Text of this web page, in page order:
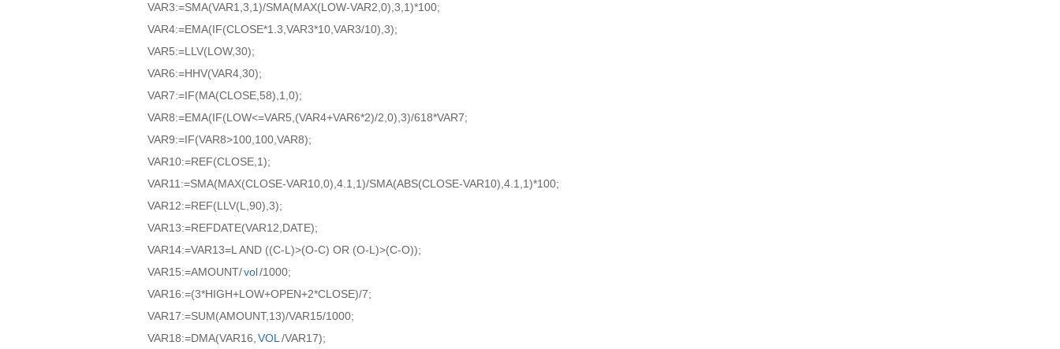
VAR3:=SMA(VAR1,3,1)/SMA(MAX(LOW-VAR2,0),3,1)*100;
VAR4:=EMA(IF(CLOSE*1.3,VAR3*10,VAR3/10),3);
VAR5:=LLV(LOW,30);
VAR6:=HHV(VAR4,30);
VAR7:=IF(MA(CLOSE,58),1,0);
VAR8:=EMA(IF(LOW<=VAR5,(VAR4+VAR6*2)/2,0),3)/618*VAR7;
VAR9:=IF(VAR8>100,100,VAR8);
VAR10:=REF(CLOSE,1);
VAR11:=SMA(MAX(CLOSE-VAR10,0),4.1,1)/SMA(ABS(CLOSE-VAR10),4.1,1)*100;
VAR12:=REF(LLV(L,90),3);
VAR13:=REFDATE(VAR12,DATE);
VAR14:=VAR13=L AND ((C-L)>(O-C) OR (O-L)>(C-O));
VAR15:=AMOUNT/vol/1000;
VAR16:=(3*HIGH+LOW+OPEN+2*CLOSE)/7;
VAR17:=SUM(AMOUNT,13)/VAR15/1000;
VAR18:=DMA(VAR16, VOL /VAR17);